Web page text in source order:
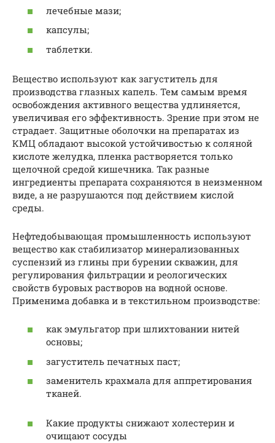
лечебные мази;
капсулы;
таблетки.
Вещество используют как загуститель для
производства глазных капель. Тем самым время
освобождения активного вещества удлиняется,
увеличивая его эффективность. Зрение при этом не
страдает. Защитные оболочки на препаратах из
КМЦ обладают высокой устойчивостью к соляной
кислоте желудка, пленка растворяется только
щелочной средой кишечника. Так разные
ингредиенты препарата сохраняются в неизменном
виде, а не разрушаются под действием кислой
среды.
Нефтедобывающая промышленность используют
вещество как стабилизатор минерализованных
суспензий из глины при бурении скважин, для
регулирования фильтрации и реологических
свойств буровых растворов на водной основе.
Применима добавка и в текстильном производстве:
как эмульгатор при шлихтовании нитей
основы;
загуститель печатных паст;
заменитель крахмала для аппретирования
тканей.
Какие продукты снижают холестерин и
очищают сосуды